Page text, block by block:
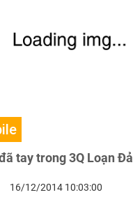
tay trong 3Q Loạn Đả
16/12/2014 10:03:00